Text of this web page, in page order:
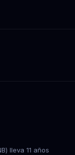
lleva 11 años